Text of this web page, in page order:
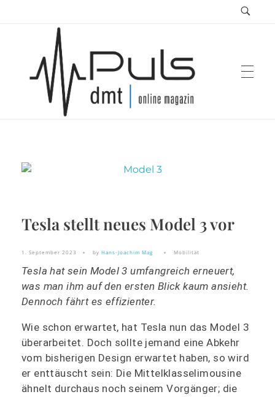
Puls Magazin
Zukunft der Mobilität
Tesla stellt neues Model 3 vor
1. September 2023 by Hans-Joachim Mag Mobilität
Tesla hat sein Model 3 umfangreich erneuert,
was man ihm auf den ersten Blick kaum ansieht.
Dennoch fährt es effizienter.
Wie schon erwartet, hat Tesla nun das Model 3
überarbeitet. Doch sollte jemand eine Abkehr
vom bisherigen Design erwartet haben, so wird
er enttäuscht sein: Die Mittelklasselimousine
ähnelt durchaus noch seinem Vorgänger; die